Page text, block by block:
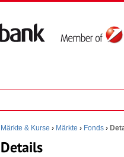
Märkte & Kurse › Märkte › Fonds ›
Details